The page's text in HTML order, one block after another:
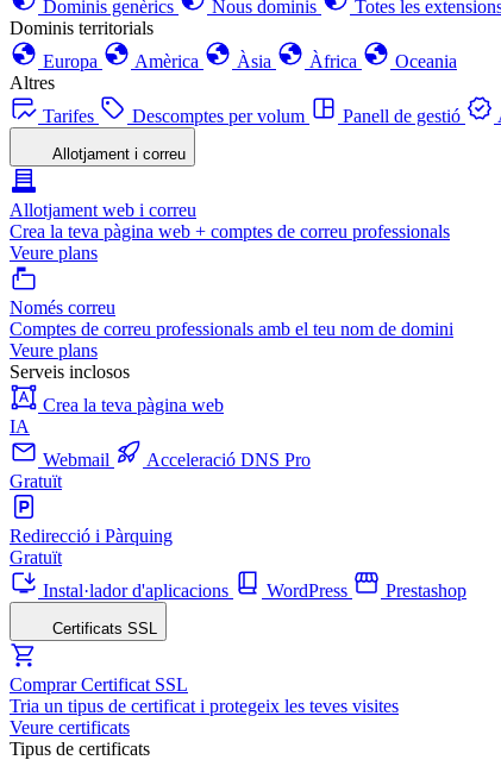
Dominis genèrics Nous dominis
Totes les
Dominis territorials
Europa
Amèrica Àsia Àfrica
Oceania
Altres
Tarifes
Descomptes per volum Panell de gestió
Allotjament i correu
Allotjament web i correu
Crea la teva pàgina web + comptes de correu professionals
Veure plans
Només correu
Comptes de correu professionals amb el teu nom de domini
Veure plans
Serveis inclosos
Crea la teva pàgina web
IA
Webmail
Acceleració DNS Pro
Gratuït
Redirecció i Pàrquing
Gratuït
Instal·lador d'aplicacions
WordPress Prestashop
Certificats SSL
Comprar Certificat SSL
Tria un tipus de certificat i protegeix les teves visites
Veure certificats
Tipus de certificats